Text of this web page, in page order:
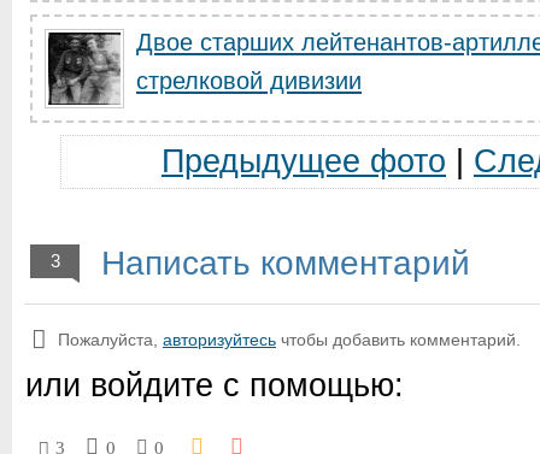
Двое старших лейтенантов-
стрелковой дивизии
Предыдущее фото
3 Написать комментарий
Пожалуйста, авторизуйтесь чтобы добавить комментарий.
или войдите с помощью:
3 0 0